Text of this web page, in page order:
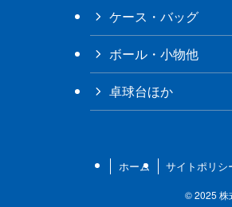
ケース・バッグ
ボール・小物他
卓球台ほか
ホーム サイトポリシ
©2025 株